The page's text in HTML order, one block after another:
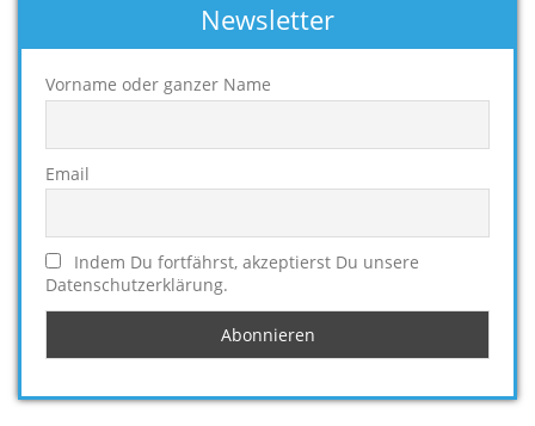
Newsletter
Vorname oder ganzer Name
Email
Indem Du fortfährst, akzeptierst Du unsere
Datenschutzerklärung.